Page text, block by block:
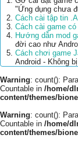
"Ứng dụng chưa
Cách cài tập tin
Cách cài game
Hướng dẫn mod
đời cao như
Cách chơi game
Android - Không
Warning: count():
Countable in /home/
content/themes/
Warning: count():
Countable in /home/
content/themes/